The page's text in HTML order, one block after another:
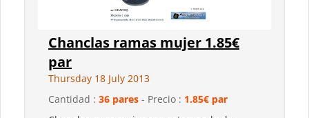
Chanclas ramas mujer 1.85€
par
Thursday 18 July 2013
Cantidad : 36 pares - Precio : 1.85€ par